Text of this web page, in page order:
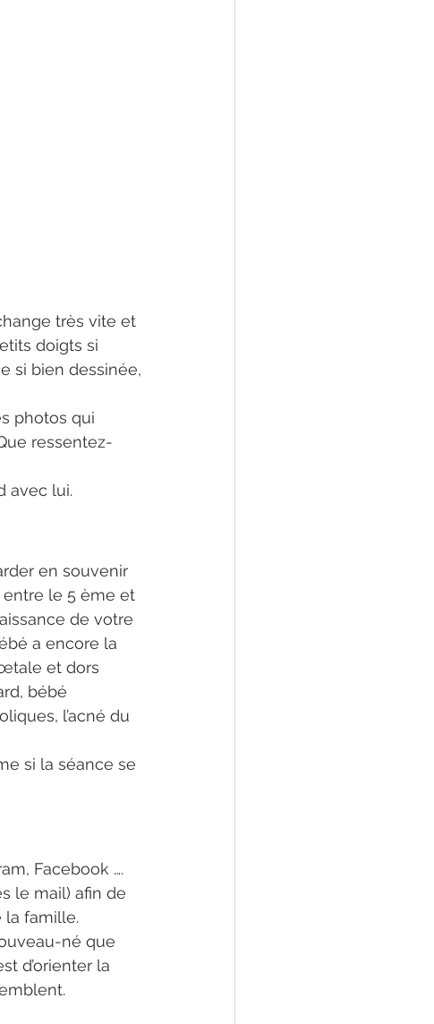
très vite et
doigts si
si bien dessinée,
photos qui
ressentez-
avec lui.
en souvenir
le 5 ème et
de votre
a encore la
et dors
bébé
l’acné du
si la séance se
Facebook ….
le mail) afin de
la famille.
né que
d’orienter la